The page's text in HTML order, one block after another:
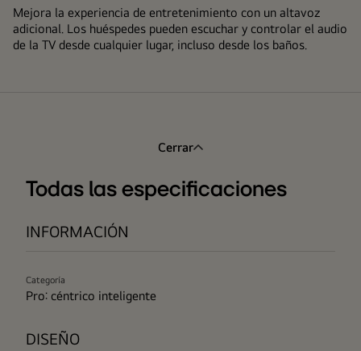
Mejora la experiencia de entretenimiento con un altavoz
adicional. Los huéspedes pueden escuchar y controlar el audio
de la TV desde cualquier lugar, incluso desde los baños.
Cerrar
Todas las especificaciones
INFORMACIÓN
Categoría
Pro: céntrico inteligente
DISEÑO